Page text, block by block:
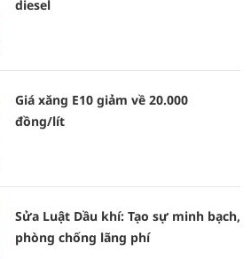
diesel
Giá xăng E10 giảm về 20.000
đồng/lít
Sửa Luật Dầu khí: Tạo sự minh bạch,
phòng chống lãng phí